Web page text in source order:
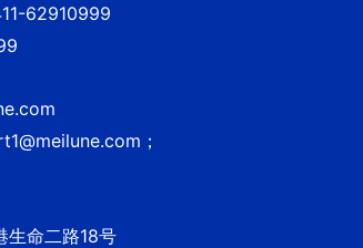
62910999
；
生命二路18号